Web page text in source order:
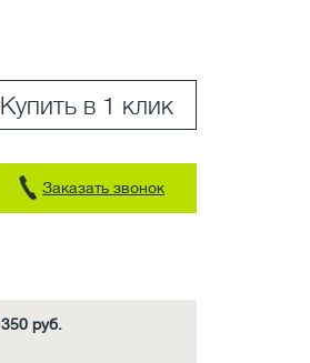
Купить в 1 клик
Заказать звонок
350 руб.